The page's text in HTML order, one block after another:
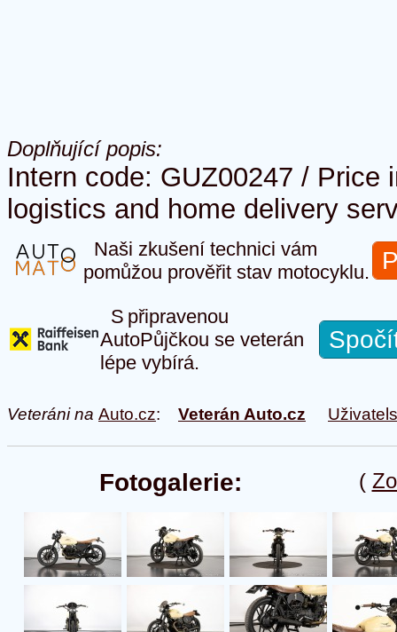
Doplňující popis:
Intern code: GUZ00247 / Price
logistics and home delivery
Naši zkušení technici vám
pomůžou prověřit stav motocyklu.
S připravenou
AutoPůjčkou se veterán
lépe vybírá.
Veteráni na Auto.cz: Veterán Auto.cz
(
Fotogalerie: